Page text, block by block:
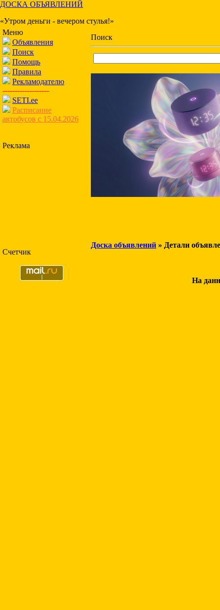
ДОСКА ОБЪЯВЛЕНИЙ
«Утром деньги - вечером стулья!»
Меню
Объявления
Поиск
Помощь
Правила
Рекламодателю
-------------------
SETI.ee
Расписание
автобусов с 15.04.2026
Реклама
Счетчик
Поиск
Доска объявлений » Детали
На